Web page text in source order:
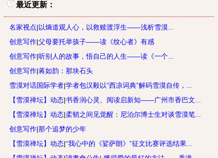
最近更新：
名家视点|以熵道观人心，以救赎渡浮生——浅析雪漠...
创意写作|父母要托举孩子——读《纹心者》有感
创意写作|听别人的故事，悟自己的人生——读《一个...
创意写作|蒋如韵：那块石头
雪漠对话国际学者|学者包汉毅以“西凉词典”解码雪漠自传，...
【雪漠禅坛】动态|书香润心灵、阅读启新知——广州市香巴文...
【雪漠禅坛】动态|柔韧之间见觉醒：尼泊尔博士生对谈雪漠笔...
创意写作|那个追梦的少年
【雪漠禅坛】动态|“我心中的《娑萨朗》”征文比赛评选结果...